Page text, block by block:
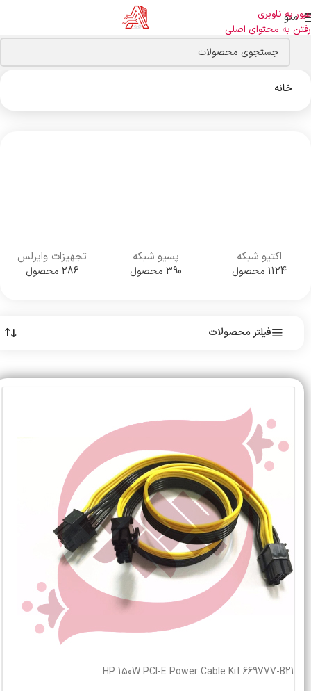
عبور به ناوبری
رفتن به محتوای اصلی
منو
خانه
اکتیو شبکه
1124 محصول
پسیو شبکه
390 محصول
تجهیزات وایرلس
286 محصول
فیلتر محصولات
HP 150W PCI-E Power Cable Kit 669777-B21